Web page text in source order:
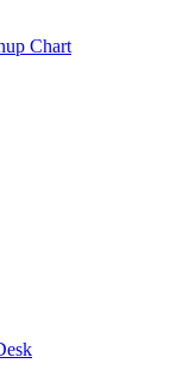
Chart